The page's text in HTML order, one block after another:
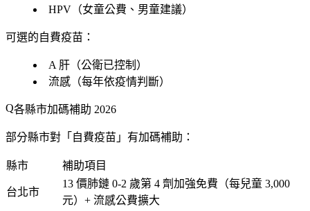
HPV（女童公費、男童建議）
可選的自費疫苗 ：
A 肝（公衛已控制）
流感（每年依疫情判斷）
各縣市加碼補助 2026
部分縣市對「 自費疫苗 」有加碼補助：
縣市 補助項目
台北市
13 價肺鏈 0-2 歲第 4 劑加強免費（每兒童 3,000
元）+ 流感公費擴大